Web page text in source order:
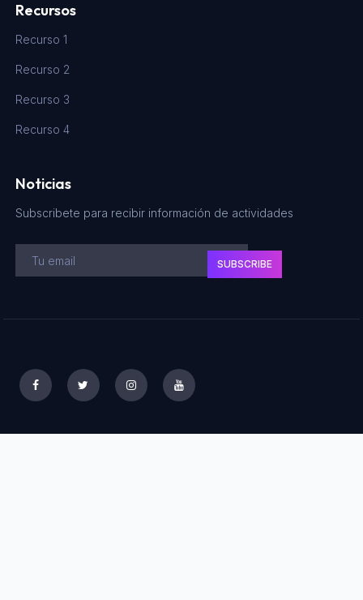
Recursos
Recurso 1
Recurso 2
Recurso 3
Recurso 4
Noticias
Subscribete para recibir información de actividades
SUBSCRIBE